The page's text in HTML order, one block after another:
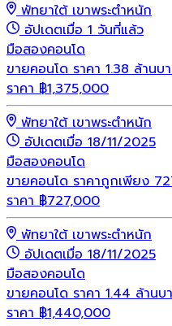
พัทยาใต้ เขาพระตำหนัก
อัปเดตเมื่อ 1 วันที่แล้ว
มือสองคอนโด
ขายคอนโด ราคา 1.38 ล้านบ
ราคา ฿1,375,000
พัทยาใต้ เขาพระตำหนัก
อัปเดตเมื่อ 18/11/2025
มือสองคอนโด
ขายคอนโด ราคาถูกเพียง
ราคา ฿727,000
พัทยาใต้ เขาพระตำหนัก
อัปเดตเมื่อ 18/11/2025
มือสองคอนโด
ขายคอนโด ราคา 1.44 ล้านบ
ราคา ฿1,440,000